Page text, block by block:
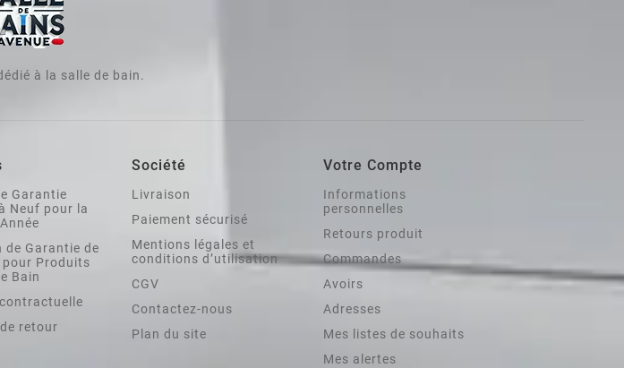
à la salle de bain.
Garantie
Neuf pour la
de Garantie de
pour Produits
Bain
retour
Société
Livraison
Paiement sécurisé
Mentions légales et
conditions d’utilisation
CGV
Contactez-nous
Plan du site
Votre Compte
Informations
personnelles
Retours produit
Commandes
Avoirs
Adresses
Mes listes de souhaits
Mes alertes